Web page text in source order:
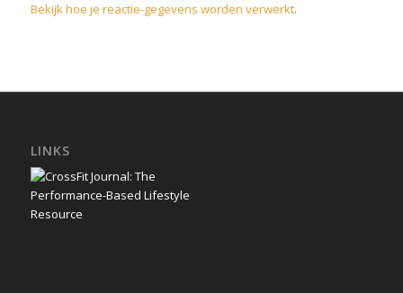
Bekijk hoe je reactie-gegevens worden verwerkt.
LINKS